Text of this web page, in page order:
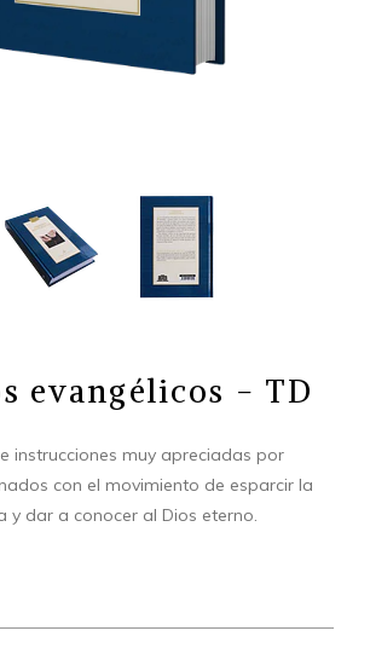
evangélicos - TD
instrucciones muy apreciadas por
con el movimiento de esparcir la
y dar a conocer al Dios eterno.